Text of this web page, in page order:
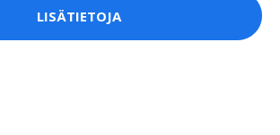
LISÄTIETOJA